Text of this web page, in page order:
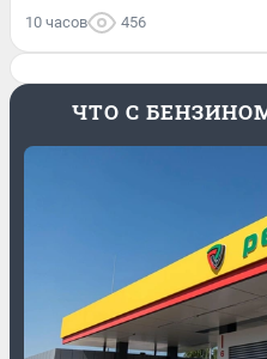
10 часов 456
ЧТО С